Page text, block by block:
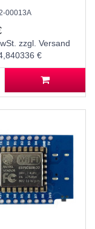
± 1 °C
00013A
zzgl. Versand
€